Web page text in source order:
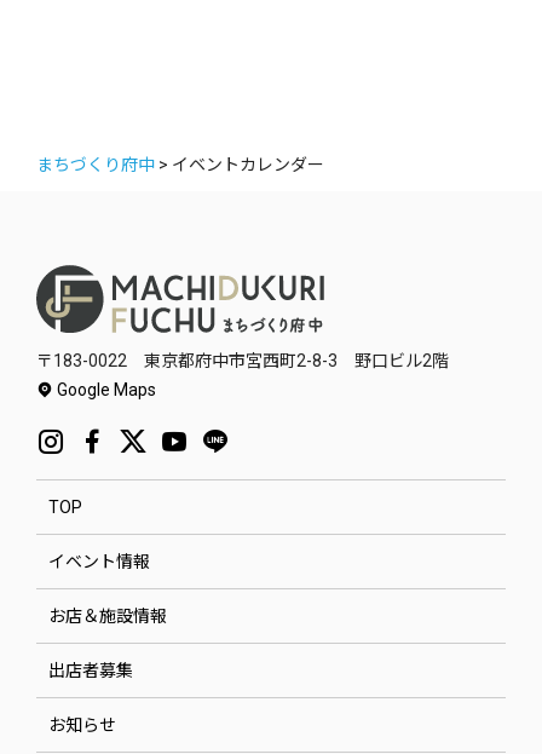
まちづくり府中 > イベントカレンダー
〒183-0022 東京都府中市宮西町2-8-3 野口ビル2階
Google Maps
TOP
イベント情報
お店＆施設情報
出店者募集
お知らせ